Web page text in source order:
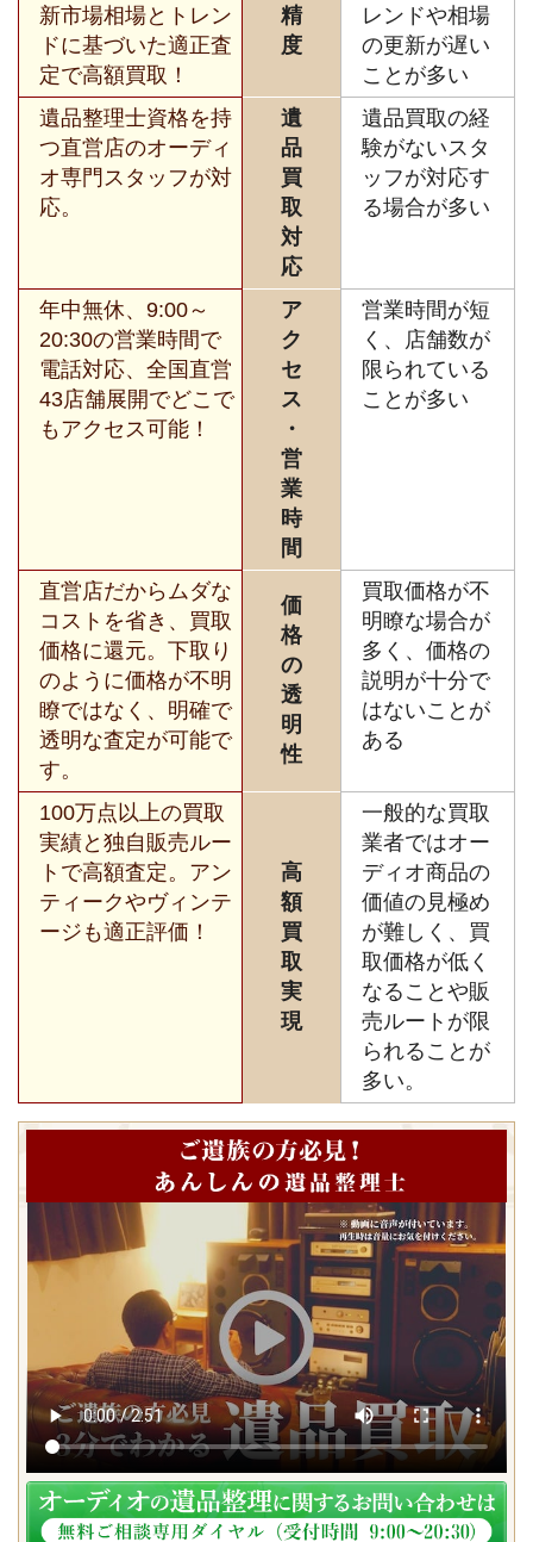
新市場相場とトレン
ドに基づいた適正査
定で高額買取！
精
度
レンドや相場
の更新が遅い
ことが多い
遺品整理士資格を持
つ直営店のオーディ
オ専門スタッフが対
応。
遺
品
買
取
対
応
遺品買取の経
験がないスタ
ッフが対応す
る場合が多い
年中無休、9:00～
20:30の営業時間で
電話対応、全国直営
43店舗展開でどこで
もアクセス可能！
ア
ク
セ
ス
・
営
業
時
間
営業時間が短
く、店舗数が
限られている
ことが多い
直営店だからムダな
コストを省き、買取
価格に還元。下取り
のように価格が不明
瞭ではなく、明確で
透明な査定が可能で
す。
価
格
の
透
明
性
買取価格が不
明瞭な場合が
多く、価格の
説明が十分で
はないことが
ある
100万点以上の買取
実績と独自販売ルー
トで高額査定。アン
ティークやヴィンテ
ージも適正評価！
高
額
買
取
実
現
一般的な買取
業者ではオー
ディオ商品の
価値の見極め
が難しく、買
取価格が低く
なることや販
売ルートが限
られることが
多い。